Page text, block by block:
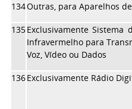
134Outras, para Aparelhos
135Exclusivamente Sistema
Infravermelho para
Voz, Vídeo ou Dados
136Exclusivamente Rádio